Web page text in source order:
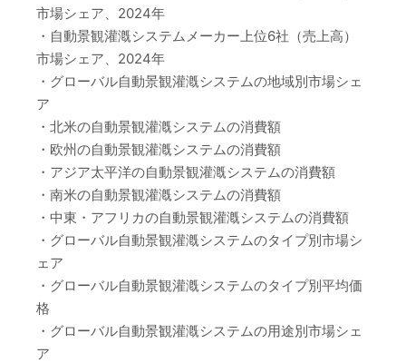
市場シェア、2024年
・自動景観灌漑システムメーカー上位6社（売上高）
市場シェア、2024年
・グローバル自動景観灌漑システムの地域別市場シェ
ア
・北米の自動景観灌漑システムの消費額
・欧州の自動景観灌漑システムの消費額
・アジア太平洋の自動景観灌漑システムの消費額
・南米の自動景観灌漑システムの消費額
・中東・アフリカの自動景観灌漑システムの消費額
・グローバル自動景観灌漑システムのタイプ別市場シ
ェア
・グローバル自動景観灌漑システムのタイプ別平均価
格
・グローバル自動景観灌漑システムの用途別市場シェ
ア